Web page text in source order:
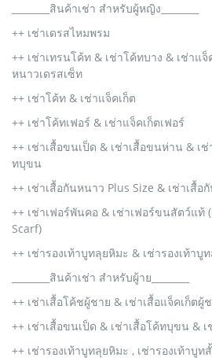
________สินค้าเช่า สำหรับผู้หญิง________
++ เช่าเดรสไหมพรม
++ เช่าเทรนโค้ท & เช่าโค้ทบาง & เช่าแ
หนาวเดรสเซ็ท
++ เช่าโค้ท & เช่าแจ็คเก็ต
++ เช่าโค้ทเฟอร์ & เช่าแจ็คเก็ตเฟอร์
++ เช่าเสื้อขนเป็ด & เช่าเสื้อขนห่าน & เ
ทบุขน
++ เช่าเสื้อกันหนาว Plus Size & เช่าเสื้อ
++ เช่าเฟอร์พันคอ & เช่าเฟอร์ขนสัตว์แท้
Scarf)
++ เช่ารองเท้าบูทลุยหิมะ & เช่ารองเท้าบู
________สินค้าเช่า สำหรับผู้าย________
++ เช่าเสื้อโค้ชผู้ชาย & เช่าเสื้อแจ็คเก็ตผู้
++ เช่าเสื้อขนเป็ด & เช่าเสื้อโค้ทบุขน &
++ เช่ารองเท้าบูทลุยหิมะ , เช่ารองเท้าบูท